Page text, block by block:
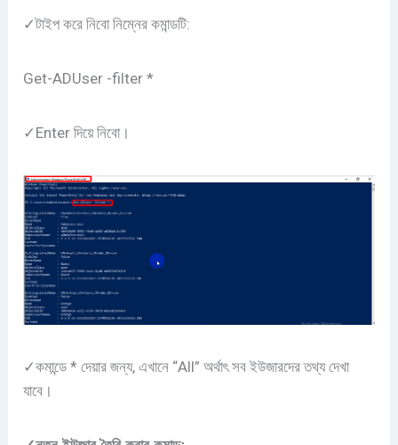
✓টাইপ করে নিবো নিম্নের কমান্ডটি:
Get-ADUser -filter *
✓Enter দিয়ে নিবো।
✓কমান্ডে * দেয়ার জন্য, এখানে “All” অর্থাৎ সব ইউজারদের তথ্য দেখা
যাবে।